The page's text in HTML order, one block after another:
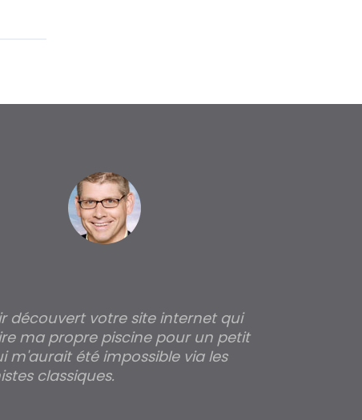
découvert votre site internet qui
ma propre piscine pour un petit
m'aurait été impossible via les
classiques.